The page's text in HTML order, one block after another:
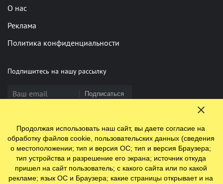
О нас
Реклама
Политика конфиденциальности
Подпишитесь на нашу рассылку
Подписаться
Нашли опечатку? Выделите фрагмент и нажмите Ctrl+Enter
© 2009-2026 ООО "Ефинланд.ру". ОГРН 1197847110438.
Продолжая использовать наш сайт, вы даете согласие на
обработку файлов cookie, пользовательских данных (сведения
о местоположении; тип и версия ОС; тип и версия Браузера;
тип устройства и разрешение его экрана; источник откуда
пришел на сайт пользователь; с какого сайта или по какой
рекламе; язык ОС и Браузера; какие страницы открывает и на